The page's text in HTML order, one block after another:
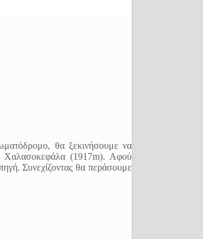
θα ξεκινήσουμε να
Χαλασοκεφάλα (1917m). Αφού
Συνεχίζοντας θα περάσουμε